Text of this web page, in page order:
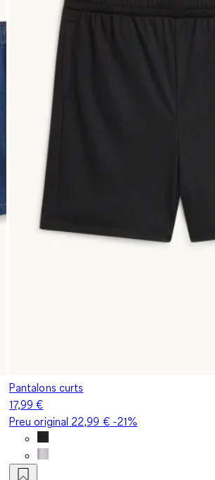
Pantalons curts
17,99 €
Preu original 22,99 €-21%